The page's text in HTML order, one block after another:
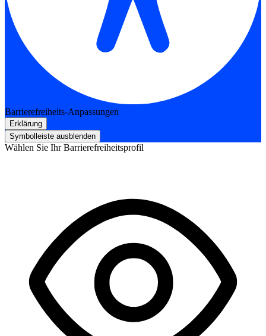
Barrierefreiheits-Anpassungen
Erklärung
Symbolleiste ausblenden
Wählen Sie Ihr Barrierefreiheitsprofil